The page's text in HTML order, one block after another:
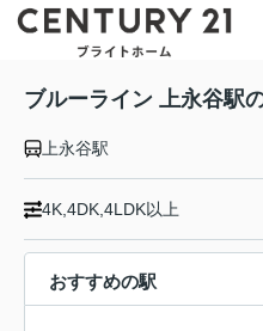
ブルーライン 上永谷駅
上永谷駅
4K,4DK,4LDK以上
おすすめの駅